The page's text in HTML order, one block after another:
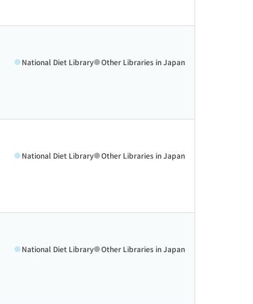
National Diet Library Other Libraries in Japan
National Diet Library Other Libraries in Japan
National Diet Library Other Libraries in Japan